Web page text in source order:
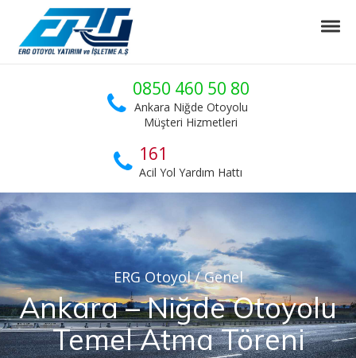
Skip to navigation
Skip to content
ERG Otoyol
Ankara Niğde Otoyol Projesi
0850 460 50 80
Ankara Niğde Otoyolu
Müşteri Hizmetleri
161
Acil Yol Yardım Hattı
Ankara – Niğde Otoyolu
Temel Atma Töreni
ERG Otoyol/Genel